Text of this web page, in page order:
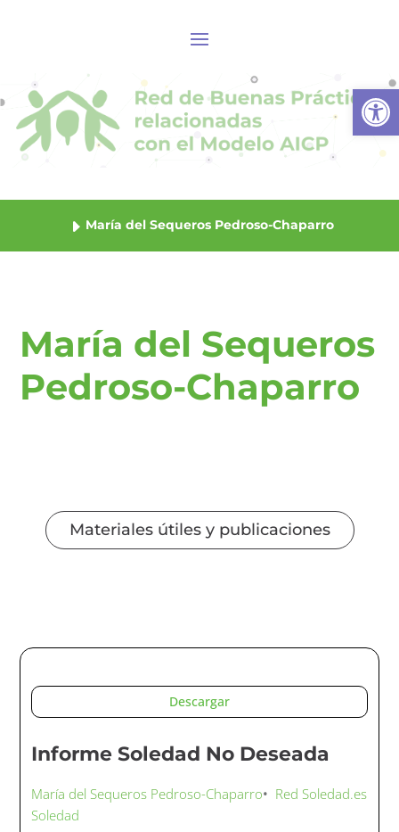
María del Sequeros Pedroso-Chaparro
María del Sequeros
Pedroso-Chaparro
Materiales útiles y publicaciones
Descargar
Informe Soledad No Deseada
María del Sequeros Pedroso-Chaparro• Red Soledad.es
Soledad